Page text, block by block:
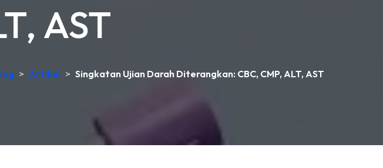
AST
> Artikel > Singkatan Ujian Darah Diterangkan: CBC, CMP, ALT, AST